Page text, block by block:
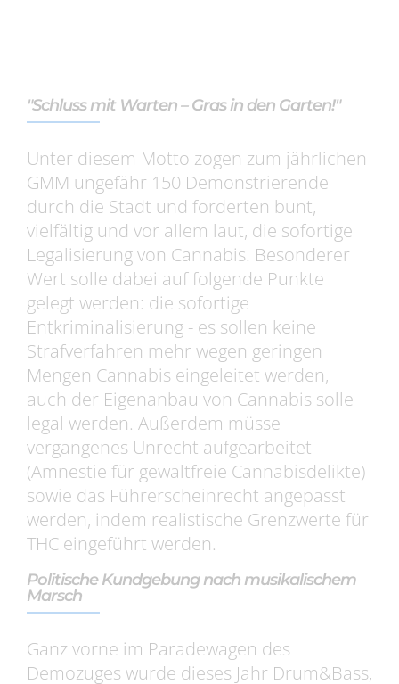
"Schluss mit Warten – Gras in den Garten!"
Unter diesem Motto zogen zum jährlichen
GMM ungefähr 150 Demonstrierende
durch die Stadt und forderten bunt,
vielfältig und vor allem laut, die sofortige
Legalisierung von Cannabis. Besonderer
Wert solle dabei auf folgende Punkte
gelegt werden: die sofortige
Entkriminalisierung - es sollen keine
Strafverfahren mehr wegen geringen
Mengen Cannabis eingeleitet werden,
auch der Eigenanbau von Cannabis solle
legal werden. Außerdem müsse
vergangenes Unrecht aufgearbeitet
(Amnestie für gewaltfreie Cannabisdelikte)
sowie das Führerscheinrecht angepasst
werden, indem realistische Grenzwerte für
THC eingeführt werden.
Politische Kundgebung nach musikalischem
Marsch
Ganz vorne im Paradewagen des
Demozuges wurde dieses Jahr Drum&Bass,